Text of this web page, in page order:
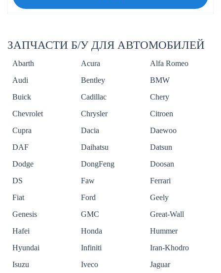
ЗАПЧАСТИ Б/У ДЛЯ АВТОМОБИЛЕЙ
Abarth Acura
Alfa Romeo
Audi
Bentley
BMW
Buick
Cadillac
Chery
Chevrolet
Chrysler
Citroen
Cupra
Dacia
Daewoo
DAF
Daihatsu
Datsun
Dodge
DongFeng
Doosan
DS
Faw
Ferrari
Fiat
Ford
Geely
Genesis
GMC
Great-Wall
Hafei
Honda
Hummer
Hyundai
Infiniti
Iran-Khodro
Isuzu
Iveco
Jaguar